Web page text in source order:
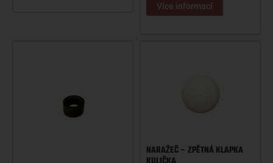
Více informací
NARAŽEČ – ZPĚTNÁ KLAPKA